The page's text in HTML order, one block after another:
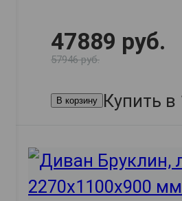
47889 руб.
57946 руб.
В корзину Купить в